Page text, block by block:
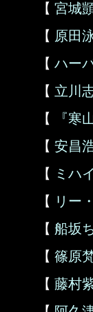
【 宮城
【 原田
【 ハー
【 立川
【
『寒
【 安昌
【 ミハ
【 リー
【 船坂
【 篠原
【 藤村